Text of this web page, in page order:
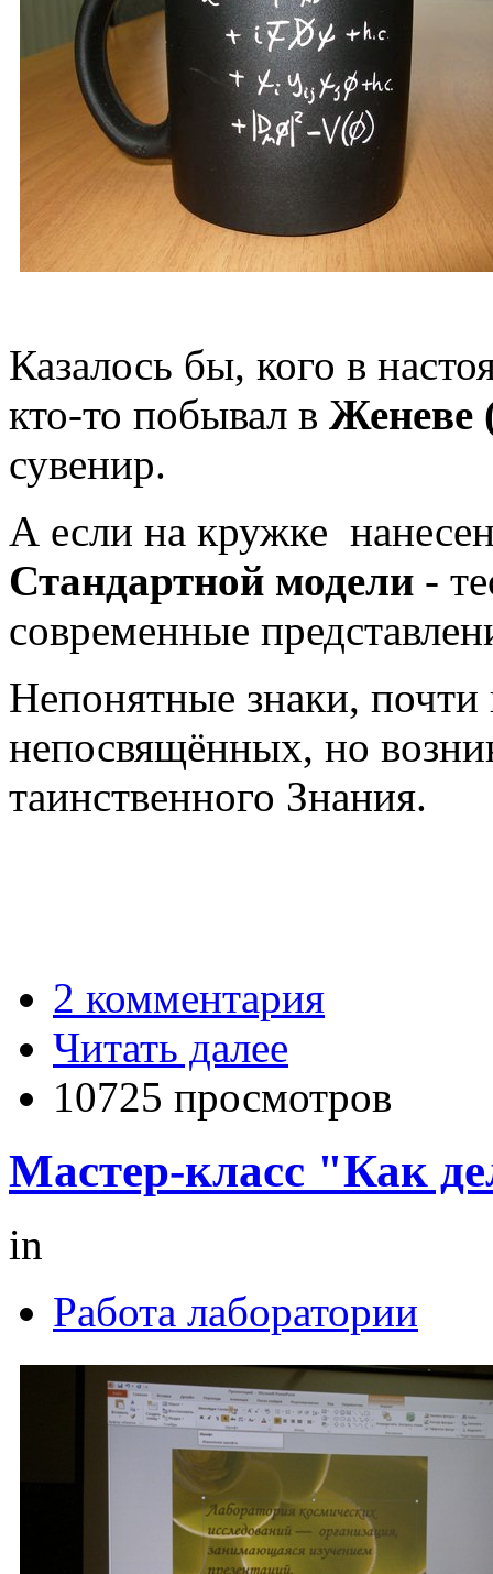
Казалось бы, кого в
кто-то побывал в
сувенир.
А если на кружке
Стандартной модели -
современные
Непонятные знаки,
непосвящённых, но
таинственного Знания.
2 комментария
Читать далее
10725 просмотров
Мастер-класс "Как
in
Работа лаборатории